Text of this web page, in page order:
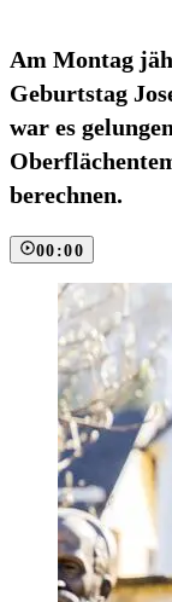
Am Montag
Geburtstag
war es
berechnen.
00:00